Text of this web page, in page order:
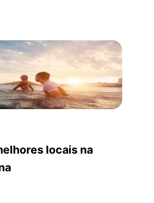
locais na